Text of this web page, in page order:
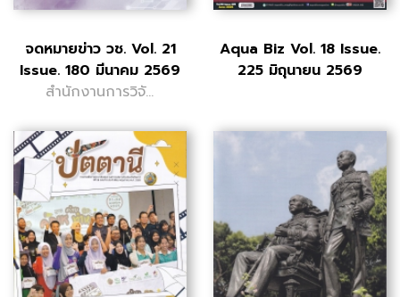
จดหมายข่าว วช. Vol. 21
Issue. 180 มีนาคม 2569
สำนักงานการวิจัย
Aqua Biz Vol. 18 Issue.
225 มิถุนายน 2569